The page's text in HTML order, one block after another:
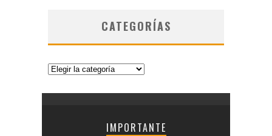
CATEGORÍAS
Categorías
IMPORTANTE